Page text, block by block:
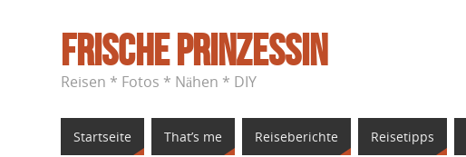
Frische Prinzessin
Reisen * Fotos * Nähen * DIY
Startseite That’s me Reiseberichte Reisetipps